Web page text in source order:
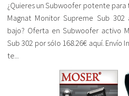
¿Quieres un Subwoofer potente para
Magnat Monitor Supreme Sub
bajo? Oferta en Subwoofer activo
Sub 302 por sólo 168.26€ aquí. Envío
te...